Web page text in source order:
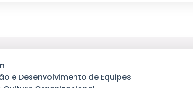
e Desenvolvimento de Equipes